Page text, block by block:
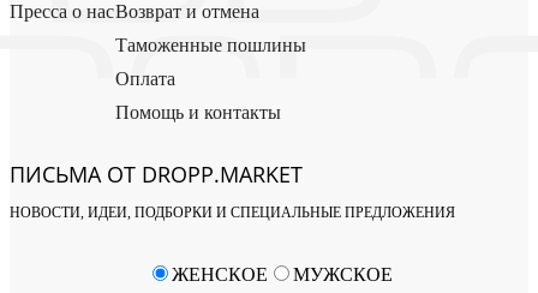
Пресса о насВозврат и отмена
Таможенные пошлины
Оплата
Помощь и контакты
ПИСЬМА ОТ DROPP.MARKET
НОВОСТИ, ИДЕИ, ПОДБОРКИ И СПЕЦИАЛЬНЫЕ ПРЕДЛОЖЕНИЯ
ЖЕНСКОЕ МУЖСКОЕ